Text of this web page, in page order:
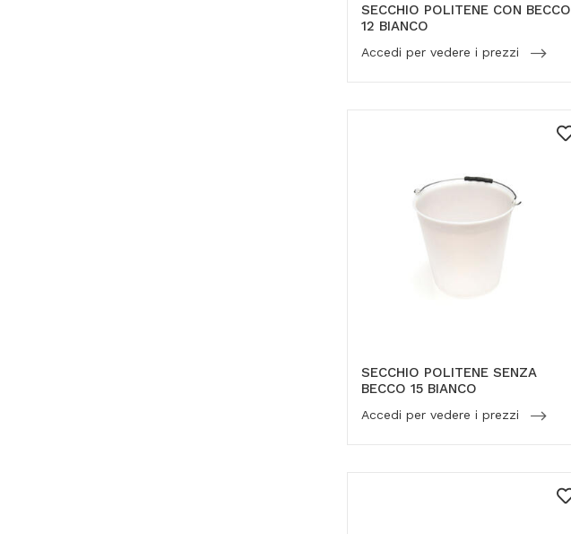
SECCHIO POLITENE CON BECCO
12 BIANCO
Accedi per vedere i prezzi
SECCHIO POLITENE SENZA
BECCO 15 BIANCO
Accedi per vedere i prezzi